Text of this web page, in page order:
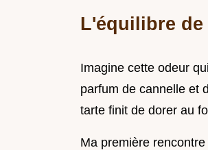
L'équilibre de
Imagine cette odeur
parfum de cannelle et
tarte finit de dorer au
Ma première